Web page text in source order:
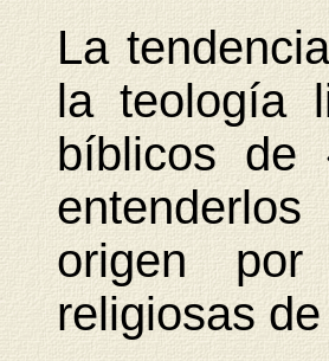
La
la teología
bíblicos de
origen
religiosas